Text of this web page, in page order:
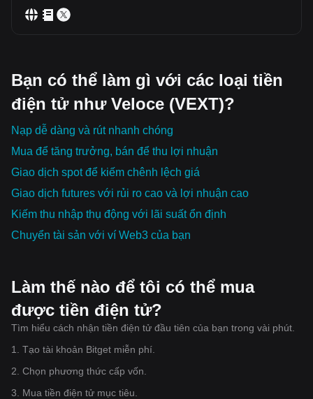
Bạn có thể làm gì với các loại tiền
điện tử như Veloce (VEXT)?
Nạp dễ dàng và rút nhanh chóng
Mua để tăng trưởng, bán để thu lợi nhuận
Giao dịch spot để kiếm chênh lệch giá
Giao dịch futures với rủi ro cao và lợi nhuận cao
Kiếm thu nhập thụ động với lãi suất ổn định
Chuyển tài sản với ví Web3 của bạn
Làm thế nào để tôi có thể mua
được tiền điện tử?
Tìm hiểu cách nhận tiền điện tử đầu tiên của bạn trong vài phút.
1. Tạo tài khoản Bitget miễn phí.
2. Chọn phương thức cấp vốn.
3. Mua tiền điện tử mục tiêu.